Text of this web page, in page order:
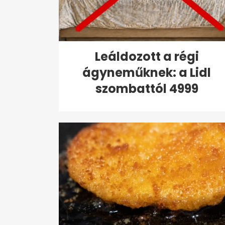
Leáldozott a régi
ágyneműknek: a Lidl
szombattól 4999